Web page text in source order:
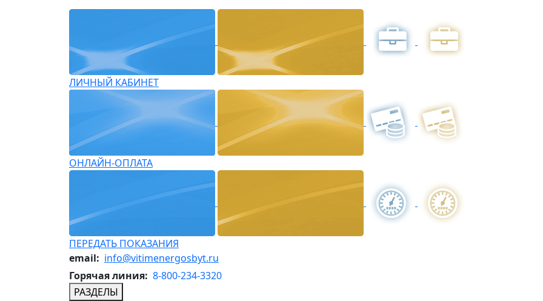
ЛИЧНЫЙ КАБИНЕТ
ОНЛАЙН-ОПЛАТА
ПЕРЕДАТЬ ПОКАЗАНИЯ
email: info@vitimenergosbyt.ru
Горячая линия: 8-800-234-3320
РАЗДЕЛЫ